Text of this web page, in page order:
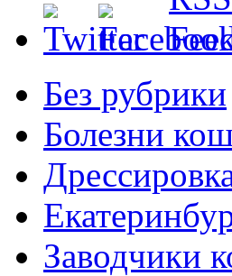
Без рубрики
Болезни
Заводчики